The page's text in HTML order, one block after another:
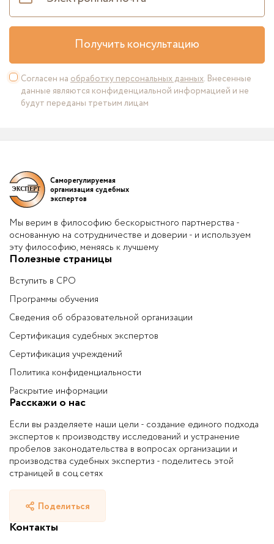
Получить консультацию
Согласен на обработку персональных данных. Внесенные
данные являются конфиденциальной информацией и не
будут переданы третьим лицам
Саморегулируемая
организация судебных
экспертов
Мы верим в философию бескорыстного партнерства -
основанную на сотрудничестве и доверии - и используем
эту философию, меняясь к лучшему
Полезные страницы
Вступить в СРО
Программы обучения
Сведения об образовательной организации
Сертификация судебных экспертов
Сертификация учреждений
Политика конфиденциальности
Раскрытие информации
Расскажи о нас
Если вы разделяете наши цели - создание единого подхода
экспертов к производству исследований и устранение
пробелов законодательства в вопросах организации и
производства судебных экспертиз - поделитесь этой
страницей в соц.сетях
Поделиться
Контакты